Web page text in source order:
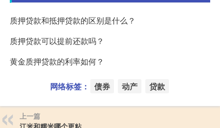
质押贷款和抵押贷款的区别是什么？
质押贷款可以提前还款吗？
黄金质押贷款的利率如何？
网络标签： 债券 动产 贷款
上一篇